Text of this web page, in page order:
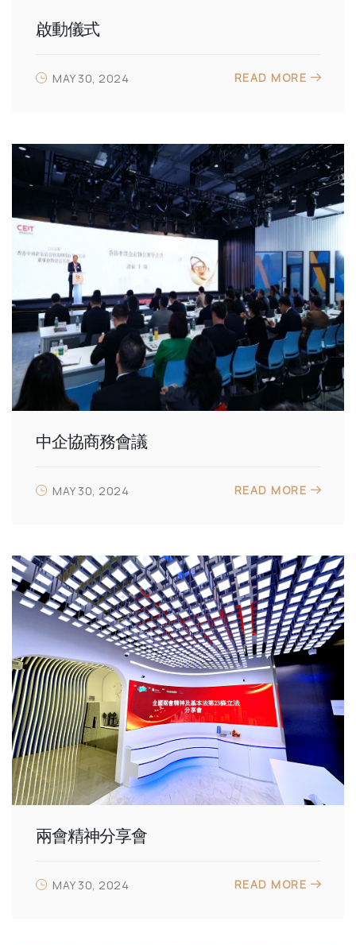
啟動儀式
MAY 30, 2024 READ MORE
中企協商務會議
MAY 30, 2024 READ MORE
兩會精神分享會
MAY 30, 2024 READ MORE